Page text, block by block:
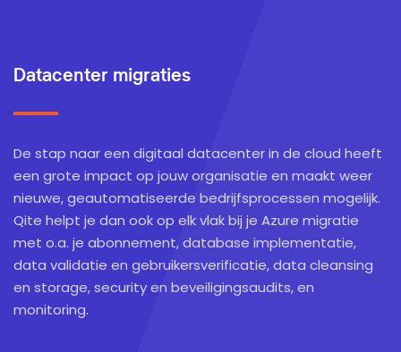
Datacenter migraties
De stap naar een digitaal datacenter in de cloud heeft
een grote impact op jouw organisatie en maakt weer
nieuwe, geautomatiseerde bedrijfsprocessen mogelijk.
Qite helpt je dan ook op elk vlak bij je Azure migratie
met o.a. je abonnement, database implementatie,
data validatie en gebruikersverificatie, data cleansing
en storage, security en beveiligingsaudits, en
monitoring.